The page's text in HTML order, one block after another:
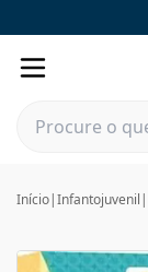
Início|Infantojuvenil |